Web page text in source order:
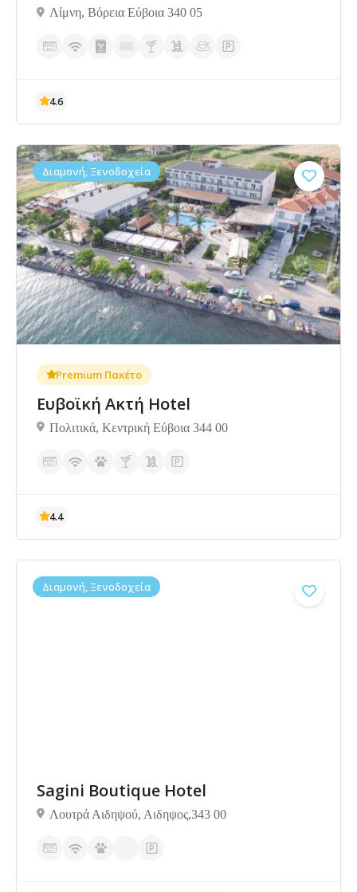
Λίμνη, Βόρεια Εύβοια 340 05
4.6
Διαμονή, Ξενοδοχεία
Premium Πακέτο
Ευβοϊκή Ακτή Hotel
Πολιτικά, Κεντρική Εύβοια 344 00
Διαμονή, Ξενοδοχεία
Sagini Boutique Hotel
Λουτρά Αιδηψού, Αιδηψος,343 00